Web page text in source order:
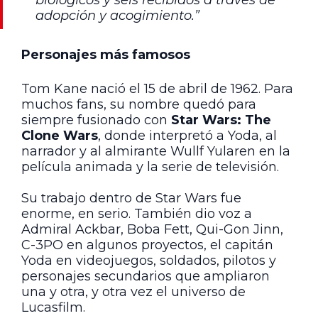
adopción y acogimiento.”
Personajes más famosos
Tom Kane nació el 15 de abril de 1962. Para
muchos fans, su nombre quedó para
siempre fusionado con Star Wars: The
Clone Wars, donde interpretó a Yoda, al
narrador y al almirante Wullf Yularen en la
película animada y la serie de televisión.
Su trabajo dentro de Star Wars fue
enorme, en serio. También dio voz a
Admiral Ackbar, Boba Fett, Qui-Gon Jinn,
C-3PO en algunos proyectos, el capitán
Yoda en videojuegos, soldados, pilotos y
personajes secundarios que ampliaron
una y otra, y otra vez el universo de
Lucasfilm.